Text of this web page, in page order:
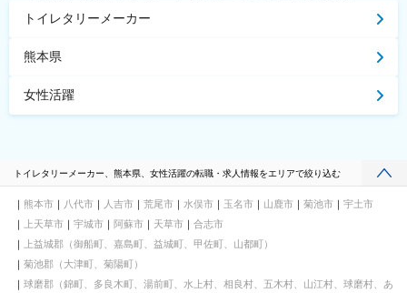
トイレタリーメーカー
熊本県
女性活躍
トイレタリーメーカー、熊本県、女性活躍の転職・求人情報をエリアで絞り込む
熊本市 八代市 人吉市 荒尾市 水俣市 玉名市 山鹿市 菊池市
宇土市
上天草市
宇城市 阿蘇市 天草市
合志市
上益城郡（御船町、嘉島町、益城町、甲佐町、山都町）
菊池郡（大津町、菊陽町）
球磨郡（錦町、多良木町、湯前町、水上村、相良村、五木村、山江村、球磨村、あ